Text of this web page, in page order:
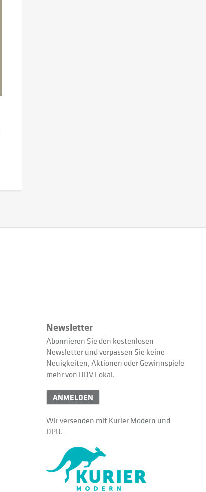
Newsletter
Abonnieren Sie den kostenlosen
Newsletter und verpassen Sie keine
Neuigkeiten, Aktionen oder Gewinnspiele
mehr von DDV Lokal.
ANMELDEN
Wir versenden mit Kurier Modern und
DPD.